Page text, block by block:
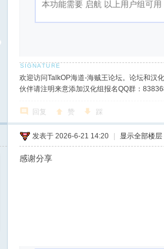
欢迎访问TalkOP海道-海贼王论坛。论坛和汉
伙伴请注明来意添加汉化组报名QQ群：
回复 赞 踩
发表于 2026-6-21 14:20 显示全部楼层
感谢分享